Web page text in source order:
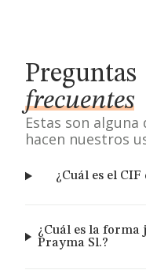
Preguntas
frecuentes
Estas son
hacen nuestros
¿Cuál es el
¿Cuál es la
Prayma Sl.?